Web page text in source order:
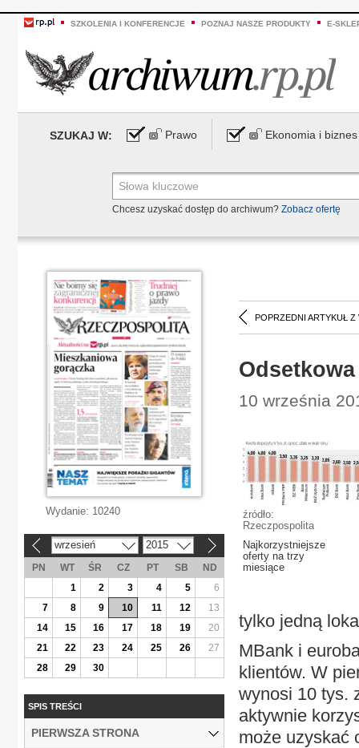
SZKOLENIA I KONFERENCJE POZNAJ NASZE PRODUKTY E-
SZUKAJ W: Prawo Ekonomia i biznes
Chcesz uzyskać dostęp do archiwum? Zobacz ofertę
POPRZEDNI ARTYKUŁ Z
10 września
źródło:
Rzeczpospolita
Najkorzystniejsze
oferty na trzy
miesiące
tylko jedną
MBank i
klientów. W
wynosi 10 tys.
aktywnie
może uzyskać
Wydanie: 10240
wrzesień 2015
PN WT ŚR CZ PT SB
ND
1
2 3 4 5
6
7
8 9 10 11 12
13
14
15 16 17 18 19
20
21
22 23 24 25 26
27
28
29 30
SPIS TREŚCI
PIERWSZA STRONA